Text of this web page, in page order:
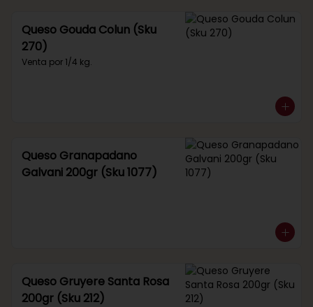
Queso Gouda Colun (Sku
270)
Venta por 1/4 kg.
Queso Granapadano
Galvani 200gr (Sku 1077)
Queso Gruyere Santa Rosa
200gr (Sku 212)